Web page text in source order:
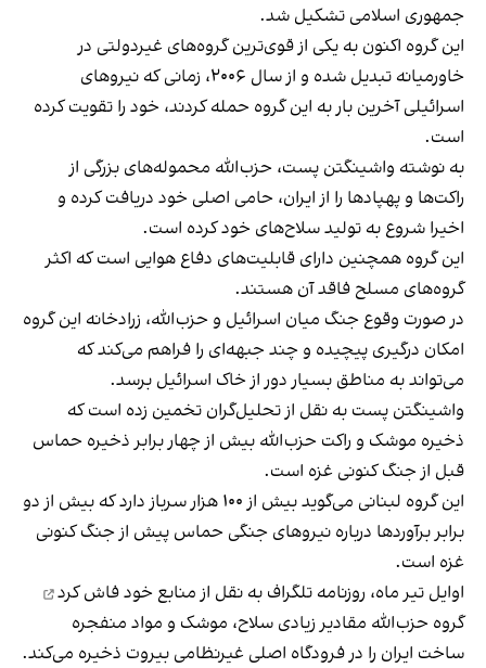
جمهوری اسلامی تشکیل شد.
این گروه اکنون به یکی از قوی‌ترین گروه‌های غیردولتی در
خاورمیانه تبدیل شده و از سال ۲۰۰۶، زمانی که نیروهای
اسرائیلی آخرین بار به این گروه حمله کردند، خود را تقویت کرده
است.
به نوشته واشینگتن پست، حزب‌الله محموله‌های بزرگی از
راکت‌ها و پهپادها را از ایران، حامی اصلی خود دریافت کرده و
اخیرا شروع به تولید سلاح‌های خود کرده است.
این گروه همچنین دارای قابلیت‌های دفاع هوایی است که اکثر
گروه‌های مسلح فاقد آن هستند.
در صورت وقوع جنگ میان اسرائیل و حزب‌الله، زرادخانه این گروه
امکان درگیری پیچیده و چند جبهه‌ای را فراهم می‌کند که
می‌تواند به مناطق بسیار دور از خاک اسرائیل برسد.
واشینگتن پست به نقل از تحلیل‌گران تخمین زده است که
ذخیره موشک و راکت حزب‌الله بیش از چهار برابر ذخیره حماس
قبل از جنگ کنونی غزه است.
این گروه لبنانی می‌گوید بیش از ۱۰۰ هزار سرباز دارد که بیش از دو
برابر برآوردها درباره نیروهای جنگی حماس پیش از جنگ کنونی
غزه است.
اوایل تیر ماه، روزنامه تلگراف به نقل از منابع خود فاش کرد
گروه حزب‌الله مقادیر زیادی سلاح، موشک و مواد منفجره
ساخت ایران را در فرودگاه اصلی غیرنظامی بیروت ذخیره می‌کند.